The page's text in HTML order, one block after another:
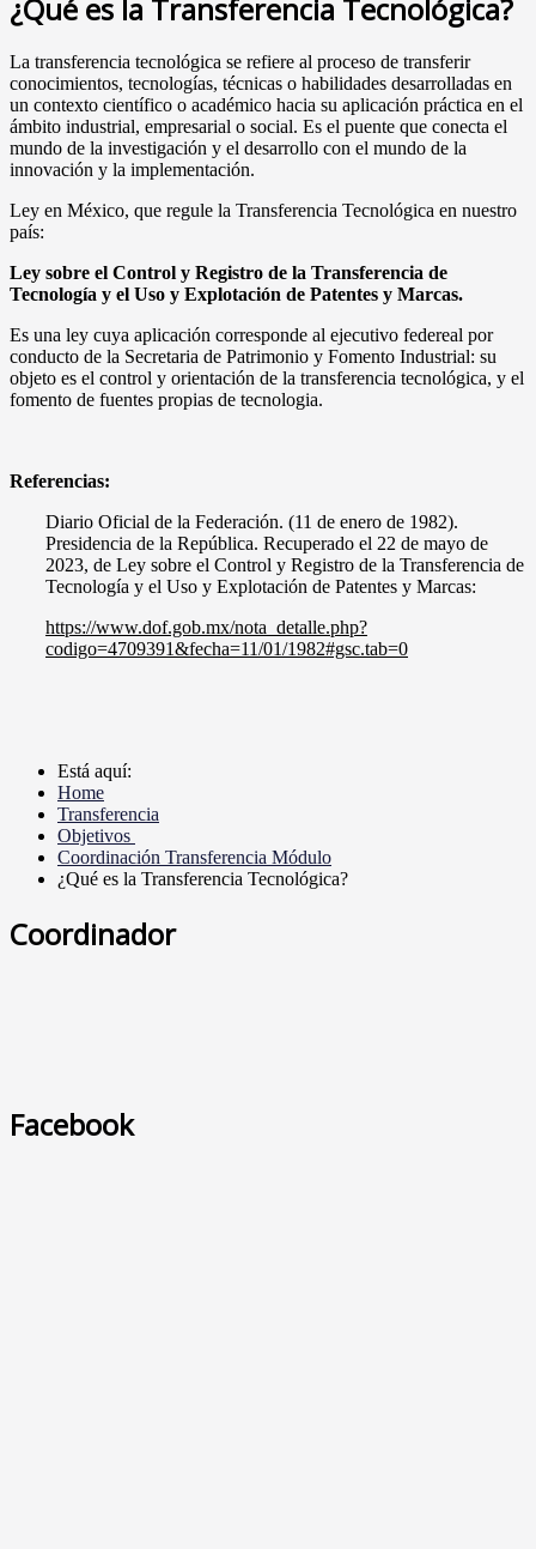
¿Qué es la Transferencia Tecnológica?
La transferencia tecnológica se refiere al proceso de transferir
conocimientos, tecnologías, técnicas o habilidades desarrolladas en
un contexto científico o académico hacia su aplicación práctica en el
ámbito industrial, empresarial o social. Es el puente que conecta el
mundo de la investigación y el desarrollo con el mundo de la
innovación y la implementación.
Ley en México, que regule la Transferencia Tecnológica en nuestro
país:
Ley sobre el Control y Registro de la Transferencia de
Tecnología y el Uso y Explotación de Patentes y Marcas.
Es una ley cuya aplicación corresponde al ejecutivo federeal por
conducto de la Secretaria de Patrimonio y Fomento Industrial: su
objeto es el control y orientación de la transferencia tecnológica, y el
fomento de fuentes propias de tecnologia.
Referencias:
Diario Oficial de la Federación. (11 de enero de 1982).
Presidencia de la República. Recuperado el 22 de mayo de
2023, de Ley sobre el Control y Registro de la Transferencia de
Tecnología y el Uso y Explotación de Patentes y Marcas:
https://www.dof.gob.mx/nota_detalle.php?
codigo=4709391&fecha=11/01/1982#gsc.tab=0
Está aquí:
Home
Transferencia
Objetivos
Coordinación Transferencia Módulo
¿Qué es la Transferencia Tecnológica?
Coordinador
Facebook